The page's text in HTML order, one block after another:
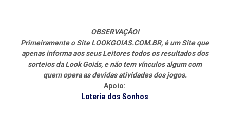
OBSERVAÇÃO!
Primeiramente o Site LOOKGOIAS.COM.BR, é um Site que
apenas informa aos seus Leitores todos os resultados dos
sorteios da Look Goiás, e não tem vínculos algum com
quem opera as devidas atividades dos jogos.
Apoio:
Loteria dos Sonhos